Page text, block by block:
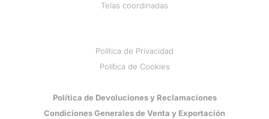
Telas coordinadas
Política de Privacidad
Política de Cookies
Política de Devoluciones y Reclamaciones
Condiciones Generales de Venta y Exportación